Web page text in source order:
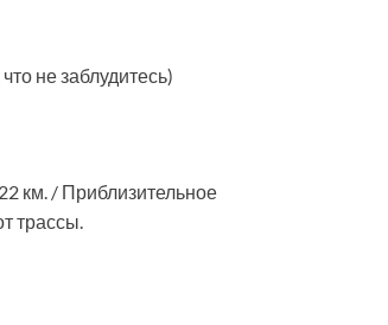
не заблудитесь)
км. / Приблизительное
трассы.